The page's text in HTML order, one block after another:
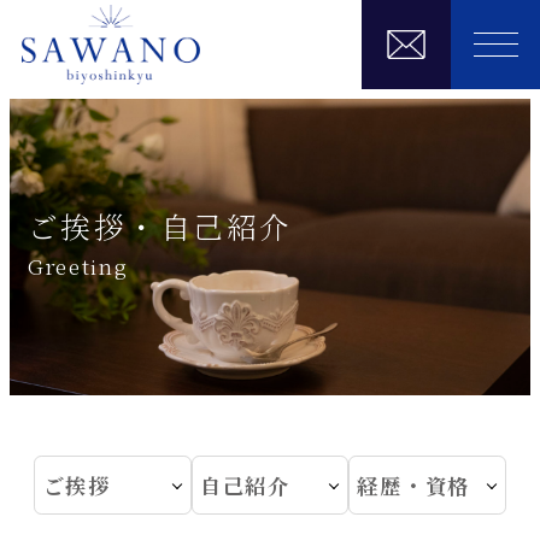
ご挨拶・自己紹介
Greeting
ご挨拶 自己紹介 経歴・資格